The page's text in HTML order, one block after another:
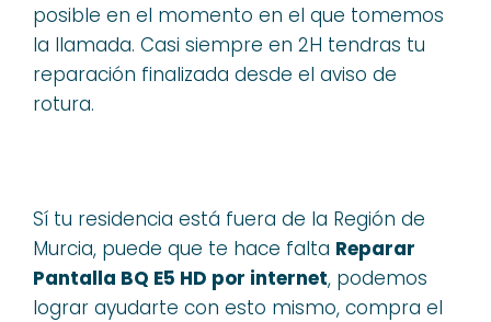
posible en el momento en el que tomemos
la llamada. Casi siempre en 2H tendras tu
reparación finalizada desde el aviso de
rotura.
Sí tu residencia está fuera de la Región de
Murcia, puede que te hace falta Reparar
Pantalla BQ E5 HD por internet, podemos
lograr ayudarte con esto mismo, compra el